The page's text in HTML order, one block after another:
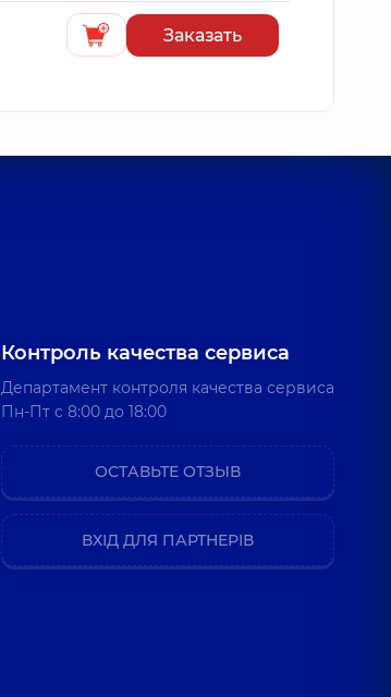
Заказать
Контроль качества сервиса
Департамент контроля качества сервиса
Пн-Пт c 8:00 до 18:00
ОСТАВЬТЕ ОТЗЫВ
ВХІД ДЛЯ ПАРТНЕРІВ